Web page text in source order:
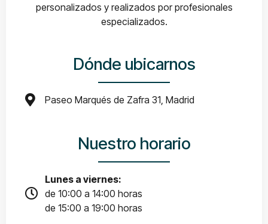
personalizados y realizados por profesionales
especializados.
Dónde ubicarnos
Paseo Marqués de Zafra 31, Madrid
Nuestro horario
Lunes a viernes:
de 10:00 a 14:00 horas
de 15:00 a 19:00 horas